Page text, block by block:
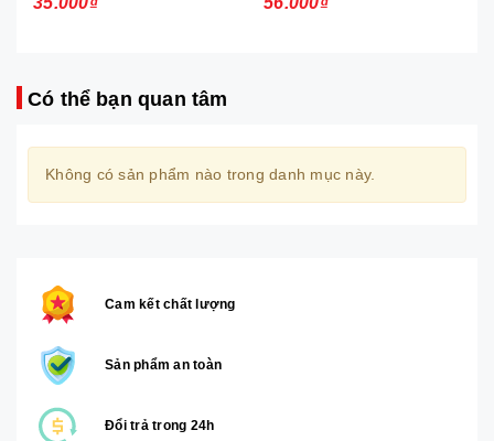
Có thể bạn quan tâm
Không có sản phẩm nào trong danh mục này.
Cam kết chất lượng
Sản phẩm an toàn
Đổi trả trong 24h